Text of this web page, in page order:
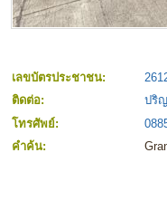
เลขบัตรประชาชน:
ติดต่อ:
ปริ
โทรศัพย์:
คำค้น: